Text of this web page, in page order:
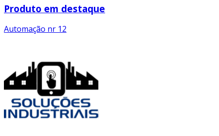
Produto em destaque
Automação nr 12